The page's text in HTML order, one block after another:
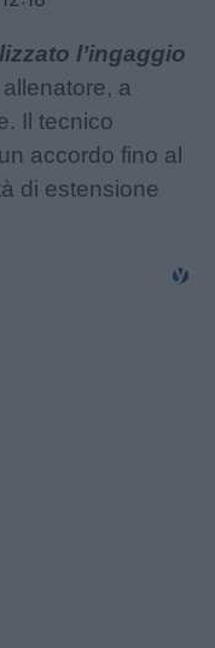
l’ingaggio
a
Il tecnico
accordo fino al
di estensione